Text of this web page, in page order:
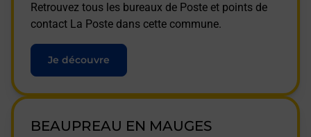
Retrouvez tous les bureaux de Poste et points de
contact La Poste dans cette commune.
Je découvre
BEAUPREAU EN MAUGES